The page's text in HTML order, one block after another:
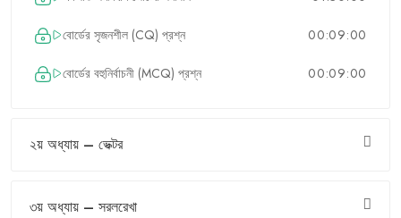
বোর্ডের সৃজনশীল (CQ) প্রশ্ন 00:09:00
বোর্ডের বহুনির্বাচনী (MCQ) প্রশ্ন 00:09:00
২য় অধ্যায় – ভেক্টর
৩য় অধ্যায় – সরলরেখা